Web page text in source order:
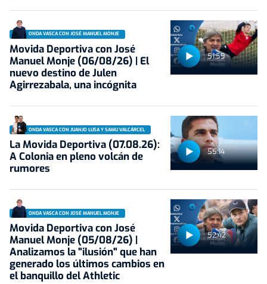
51:59
ONDA VASCA CON JOSÉ MANUEL MONJE
Movida Deportiva con José
Manuel Monje (06/08/26) | El
nuevo destino de Julen
Agirrezabala, una incógnita
55:14
ONDA VASCA CON JUANJO LUSA Y SAMU VALCÁRCEL
La Movida Deportiva (07.08.26):
A Colonia en pleno volcán de
rumores
52:42
ONDA VASCA CON JOSÉ MANUEL MONJE
Movida Deportiva con José
Manuel Monje (05/08/26) |
Analizamos la "ilusión" que han
generado los últimos cambios en
el banquillo del Athletic